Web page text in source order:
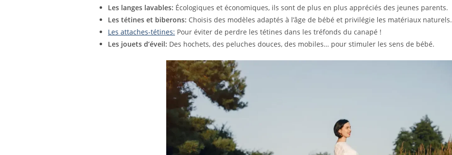
Les langes lavables: Écologiques et économiques, ils sont de plus en plus appréciés des jeunes parents.
Les tétines et biberons: Choisis des modèles adaptés à l’âge de bébé et privilégie les matériaux naturels.
Les attaches-tétines: Pour éviter de perdre les tétines dans les tréfonds du canapé !
Les jouets d’éveil: Des hochets, des peluches douces, des mobiles… pour stimuler les sens de bébé.